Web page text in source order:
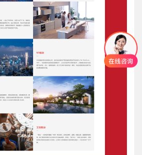
牌型网站 · 标准企业官网建设